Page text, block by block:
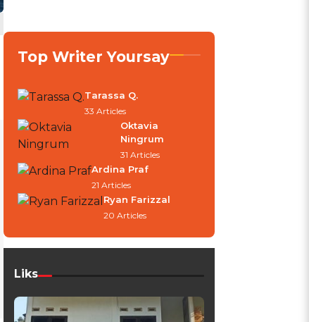
Top Writer Yoursay
Tarassa Q.
33 Articles
Oktavia
Ningrum
31 Articles
Ardina Praf
21 Articles
Ryan Farizzal
20 Articles
Liks